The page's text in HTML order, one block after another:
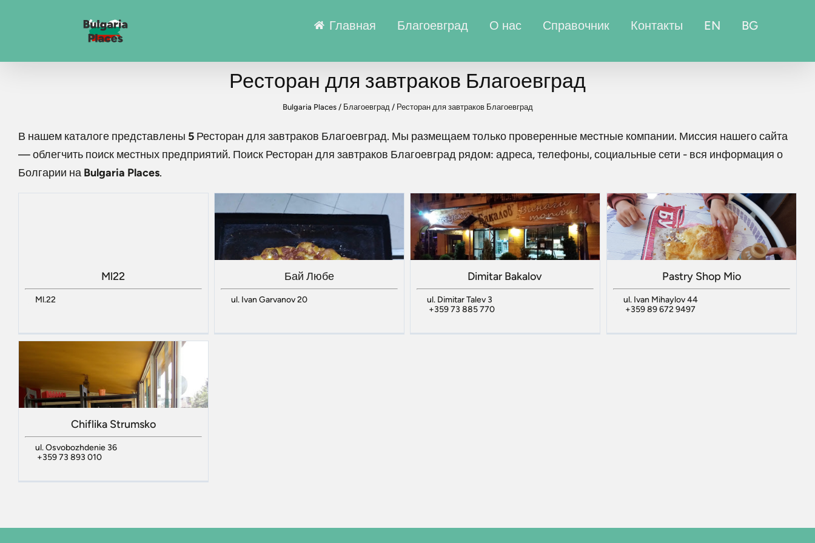
Главная Благоевград О нас Справочник Контакты EN BG
Ресторан для завтраков Благоевград
Bulgaria Places/ Благоевград / Ресторан для завтраков Благоевград
В нашем каталоге представлены 5 Ресторан для завтраков Благоевград. Мы размещаем только проверенные местные компании. Миссия нашего сайта
— облегчить поиск местных предприятий. Поиск Ресторан для завтраков Благоевград рядом: адреса, телефоны, социальные сети - вся информация о
Болгарии на Bulgaria Places.
Ml22
Ml.22
Бай Любе
ul. Ivan Garvanov 20
Dimitar Bakalov
ul. Dimitar Talev 3
+359 73 885 770
Pastry Shop Mio
ul. Ivan Mihaylov 44
+359 89 672 9497
Chiflika Strumsko
ul. Osvobozhdenie 36
+359 73 893 010